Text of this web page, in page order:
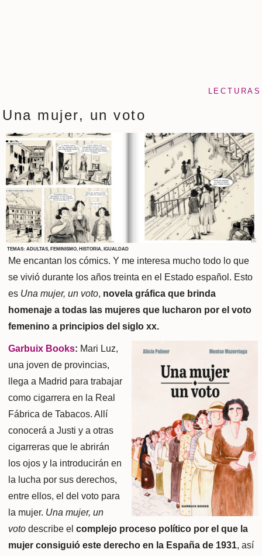
LECTURAS
Una mujer, un voto
TEMAS: ADULTAS, FEMINISMO, HISTORIA, IGUALDAD
Me encantan los cómics. Y me interesa mucho todo lo que
se vivió durante los años treinta en el Estado español. Esto
es Una mujer, un voto, novela gráfica que brinda
homenaje a todas las mujeres que lucharon por el voto
femenino a principios del siglo xx.
Garbuix Books: Mari Luz,
una joven de provincias,
llega a Madrid para trabajar
como cigarrera en la Real
Fábrica de Tabacos. Allí
conocerá a Justi y a otras
cigarreras que le abrirán
los ojos y la introducirán en
la lucha por sus derechos,
entre ellos, el del voto para
la mujer. Una mujer, un
voto describe el complejo proceso político por el que la
mujer consiguió este derecho en la España de 1931, así